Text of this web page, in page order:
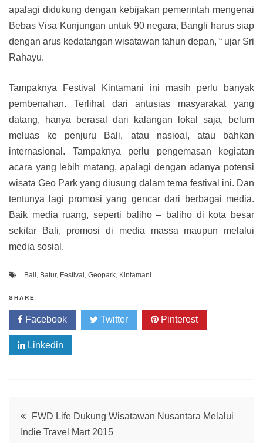
apalagi didukung dengan kebijakan pemerintah mengenai
Bebas Visa Kunjungan untuk 90 negara, Bangli harus siap
dengan arus kedatangan wisatawan tahun depan, “ ujar Sri
Rahayu.
Tampaknya Festival Kintamani ini masih perlu banyak
pembenahan. Terlihat dari antusias masyarakat yang
datang, hanya berasal dari kalangan lokal saja, belum
meluas ke penjuru Bali, atau nasioal, atau bahkan
internasional. Tampaknya perlu pengemasan kegiatan
acara yang lebih matang, apalagi dengan adanya potensi
wisata Geo Park yang diusung dalam tema festival ini. Dan
tentunya lagi promosi yang gencar dari berbagai media.
Baik media ruang, seperti baliho – baliho di kota besar
sekitar Bali, promosi di media massa maupun melalui
media sosial.
Bali, Batur, Festival , Geopark, Kintamani
SHARE
Facebook Twitter Pinterest
Linkedin
PostFWD Life Dukung Wisatawan Nusantara Melalui
Indie Travel Mart 2015